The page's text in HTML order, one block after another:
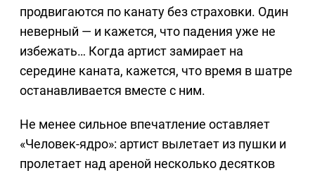
продвигаются по канату без страховки. Один
неверный — и кажется, что падения уже не
избежать… Когда артист замирает на
середине каната, кажется, что время в шатре
останавливается вместе с ним.
Не менее сильное впечатление оставляет
«Человек-ядро»: артист вылетает из пушки и
пролетает над ареной несколько десятков